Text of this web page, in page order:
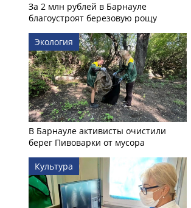
За 2 млн рублей в Барнауле
благоустроят березовую рощу
Экология
В Барнауле активисты очистили
берег Пивоварки от мусора
Культура